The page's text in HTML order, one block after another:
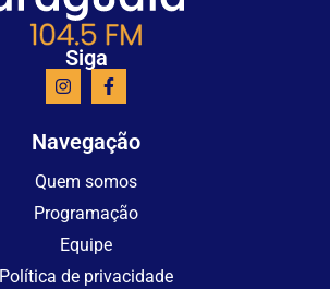
Siga
Navegação
Quem somos
Programação
Equipe
Política de privacidade